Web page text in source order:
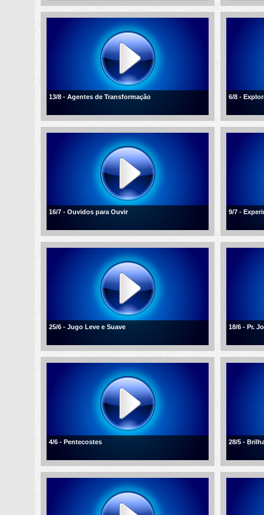
13/8 - Agentes de Transformação 6/8 -
16/7 - Ouvidos para Ouvir 9/7 -
25/6 - Jugo Leve e Suave 18/6 - Pr.
4/6 - Pentecostes 28/5 -